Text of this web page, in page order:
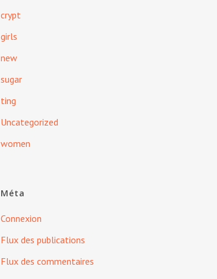
crypt
girls
new
sugar
ting
Uncategorized
women
Méta
Connexion
Flux des publications
Flux des commentaires